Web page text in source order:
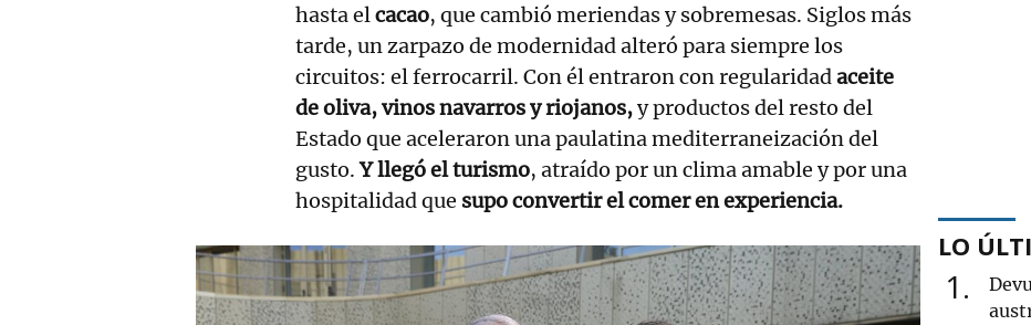
hasta elcacao, que cambió meriendas y sobremesas. Siglos más
tarde, un zarpazo de modernidad alteró para siempre los
circuitos: el ferrocarril. Con él entraron con regularidadaceite
de oliva, vinos navarros y riojanos,y productos del resto del
Estado que aceleraron una paulatina mediterraneización del
gusto.Y llegó el turismo, atraído por un clima amable y por una
hospitalidad que supo convertir el comer en experiencia.
LO
1